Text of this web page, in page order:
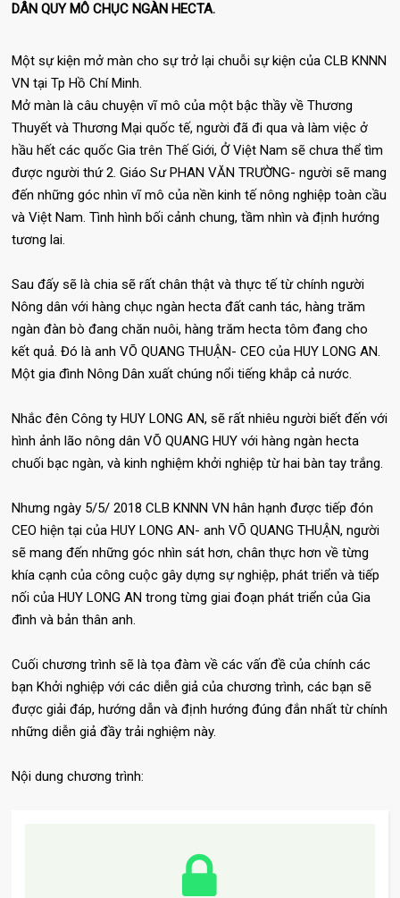
DÂN QUY MÔ CHỤC NGÀN HECTA.
Một sự kiện mở màn cho sự trở lại chuỗi sự kiện của CLB KNNN
VN tại Tp Hồ Chí Minh.
Mở màn là câu chuyện vĩ mô của một bậc thầy về Thương
Thuyết và Thương Mại quốc tế, người đã đi qua và làm việc ở
hầu hết các quốc Gia trên Thế Giới, Ở Việt Nam sẽ chưa thể tìm
được người thứ 2. Giáo Sư PHAN VĂN TRƯỜNG- người sẽ mang
đến những góc nhìn vĩ mô của nền kinh tế nông nghiệp toàn cầu
và Việt Nam. Tình hình bối cảnh chung, tầm nhìn và định hướng
tương lai.
Sau đấy sẽ là chia sẽ rất chân thật và thực tế từ chính người
Nông dân với hàng chục ngàn hecta đất canh tác, hàng trăm
ngàn đàn bò đang chăn nuôi, hàng trăm hecta tôm đang cho
kết quả. Đó là anh VÕ QUANG THUẬN- CEO của HUY LONG AN.
Một gia đình Nông Dân xuất chúng nổi tiếng khắp cả nước.
Nhắc đên Công ty HUY LONG AN, sẽ rất nhiêu người biết đến với
hình ảnh lão nông dân VÕ QUANG HUY với hàng ngàn hecta
chuối bạc ngàn, và kinh nghiệm khởi nghiệp từ hai bàn tay trắng.
Nhưng ngày 5/5/ 2018 CLB KNNN VN hân hạnh được tiếp đón
CEO hiện tại của HUY LONG AN- anh VÕ QUANG THUẬN, người
sẽ mang đến những góc nhìn sát hơn, chân thực hơn về từng
khía cạnh của công cuộc gây dựng sự nghiệp, phát triển và tiếp
nối của HUY LONG AN trong từng giai đoạn phát triển của Gia
đình và bản thân anh.
Cuối chương trình sẽ là tọa đàm về các vấn đề của chính các
bạn Khởi nghiệp với các diễn giả của chương trình, các bạn sẽ
được giải đáp, hướng dẫn và định hướng đúng đắn nhất từ chính
những diễn giả đầy trải nghiệm này.
Nội dung chương trình: